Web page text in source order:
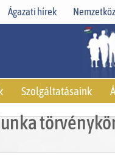
Ágazati hírek
Szolgáltatásaink